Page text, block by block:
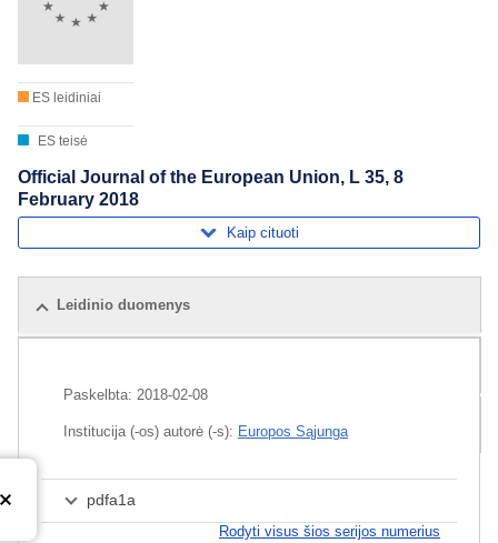
ES leidiniai
ES teisė
Official Journal of the European Union, L 35, 8
February 2018
Kaip cituoti
Leidinio duomenys
Rinkinys
Paskelbta: 2018-02-08
Institucija (-os) autorė (-s): Europos Sąjunga
pdfa1a
Rodyti visus šios serijos numerius